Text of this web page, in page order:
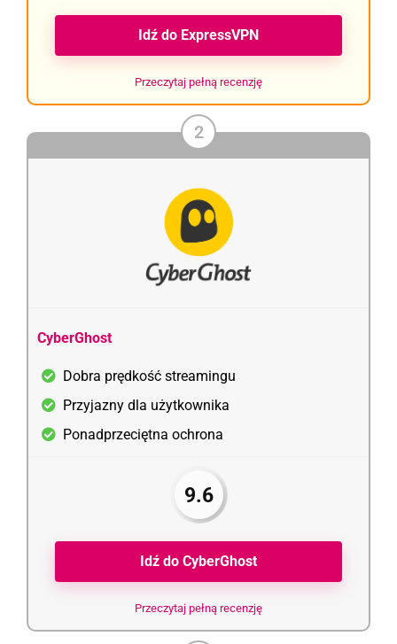
Idź do ExpressVPN
Przeczytaj pełną recenzję
2
CyberGhost
Dobra prędkość streamingu
Przyjazny dla użytkownika
Ponadprzeciętna ochrona
9.6
Idź do CyberGhost
Przeczytaj pełną recenzję